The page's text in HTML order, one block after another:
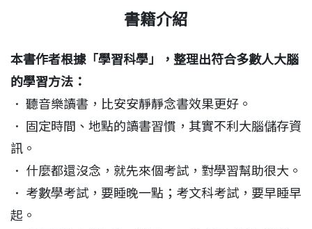
書籍介紹
本書作者根據「學習科學」，整理出符合多數人大腦
的學習方法：
． 聽音樂讀書，比安安靜靜念書效果更好。
． 固定時間、地點的讀書習慣，其實不利大腦儲存資
訊。
． 什麼都還沒念，就先來個考試，對學習幫助很大。
． 考數學考試，要睡晚一點；考文科考試，要早睡早
起。